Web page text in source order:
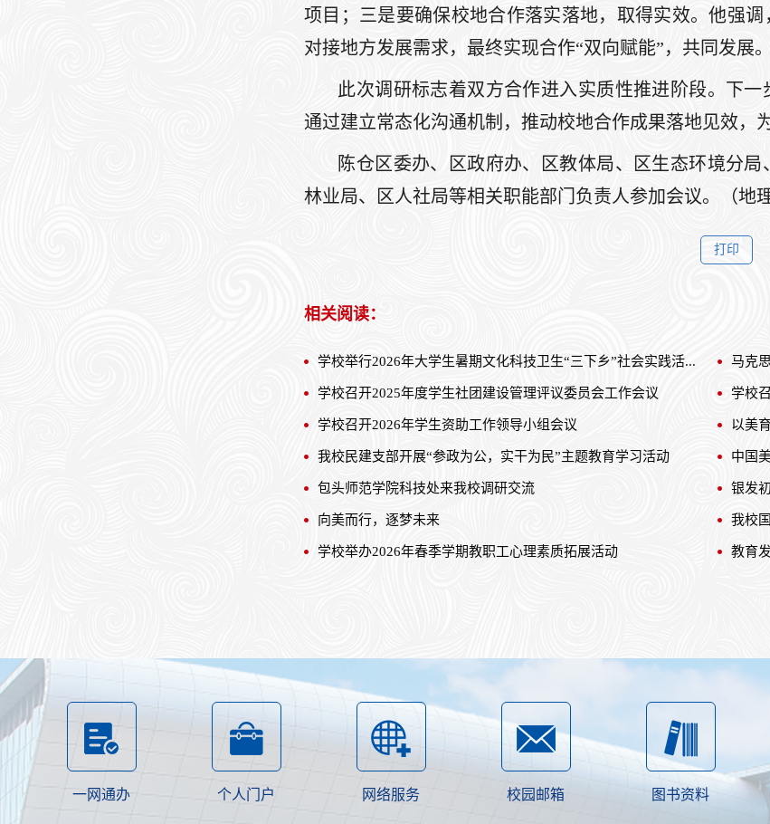
项目；三是要确保校地合作落实落地，取得实效。他强
对接地方发展需求，最终实现合作“双向赋能”，共同发展。
此次调研标志着双方合作进入实质性推进阶段。下
通过建立常态化沟通机制，推动校地合作成果落地见效，
陈仓区委办、区政府办、区教体局、区生态环境分
林业局、区人社局等相关职能部门负责人参加会议。（地
相关阅读：
学校举行2026年大学生暑期文化科技卫生“三下乡”社会实践活... 马克
学校召开2025年度学生社团建设管理评议委员会工作会议 学校
学校召开2026年学生资助工作领导小组会议 以美
我校民建支部开展“参政为公，实干为民”主题教育学习活动 中国
包头师范学院科技处来我校调研交流 银发
向美而行，逐梦未来 我校
学校举办2026年春季学期教职工心理素质拓展活动 教育
一网通办 个人门户 网络服务 校园邮箱 图书资料